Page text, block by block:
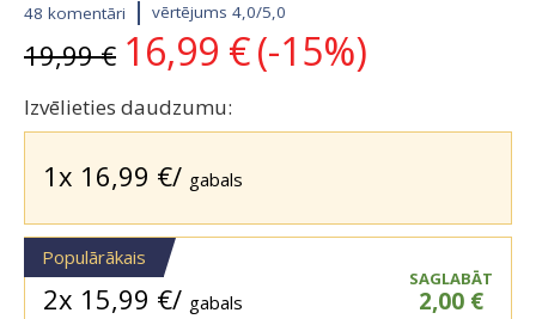
48 komentāri vērtējums 4,0/5,0
19,99€ Original
price
was:
19,99 €.
16,99 € Current
price
16,99 €.
(-15%)
Izvēlieties daudzumu:
1x 16,99 €/ gabals
Populārākais
2x 15,99 €/ gabals
SAGLABĀT
2,00 €